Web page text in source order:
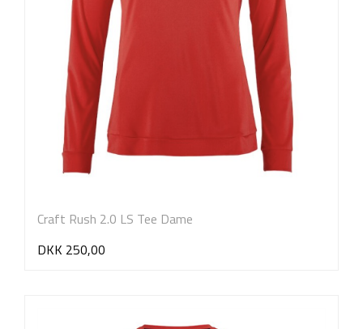
Craft Rush 2.0 LS Tee Dame
DKK 250,00